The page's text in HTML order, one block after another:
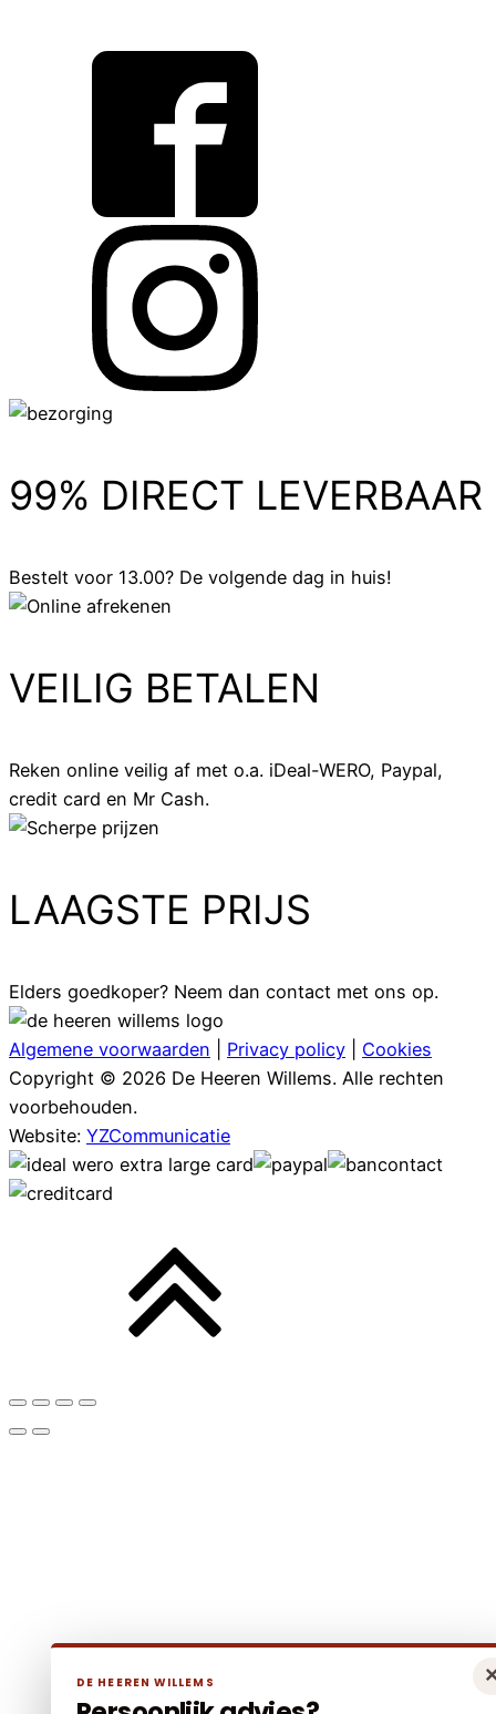
99% DIRECT LEVERBAAR
Bestelt voor 13.00? De volgende dag in huis!
VEILIG BETALEN
Reken online veilig af met o.a. iDeal-WERO, Paypal,
credit card en Mr Cash.
LAAGSTE PRIJS
Elders goedkoper? Neem dan contact met ons op.
Algemene voorwaarden Privacy policy
Cookies
Copyright © 2026 De Heeren Willems. Alle rechten
voorbehouden.
Website: YZCommunicatie
DE HEEREN WILLEMS